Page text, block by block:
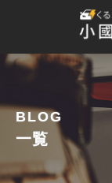
BLOG
一覧